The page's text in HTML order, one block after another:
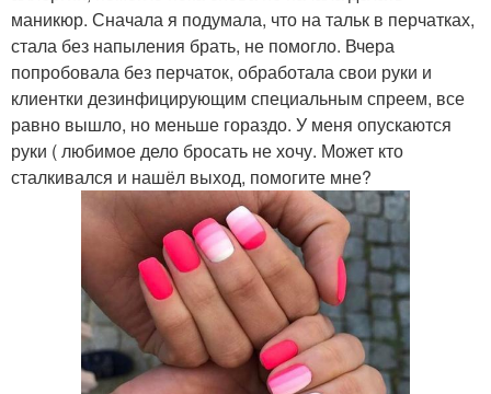
маникюр. Сначала я подумала, что на тальк в перчатках,
стала без напыления брать, не помогло. Вчера
попробовала без перчаток, обработала свои руки и
клиентки дезинфицирующим специальным спреем, все
равно вышло, но меньше гораздо. У меня опускаются
руки ( любимое дело бросать не хочу. Может кто
сталкивался и нашёл выход, помогите мне?